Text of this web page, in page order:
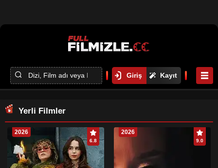
Giriş Kayıt
Yerli Filmler
2026
6.8
2026
9.0